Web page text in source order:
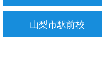
山梨市駅前校